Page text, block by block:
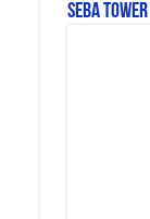
SEBA